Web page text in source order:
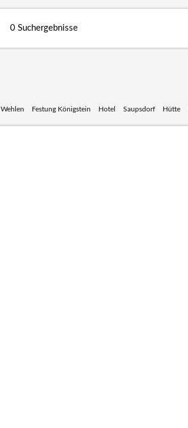
0 Suchergebnisse
Wehlen Festung Königstein Hotel Saupsdorf Hütte